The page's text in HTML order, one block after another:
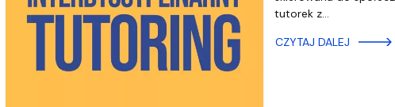
tutorek z…
CZYTAJ DALEJ